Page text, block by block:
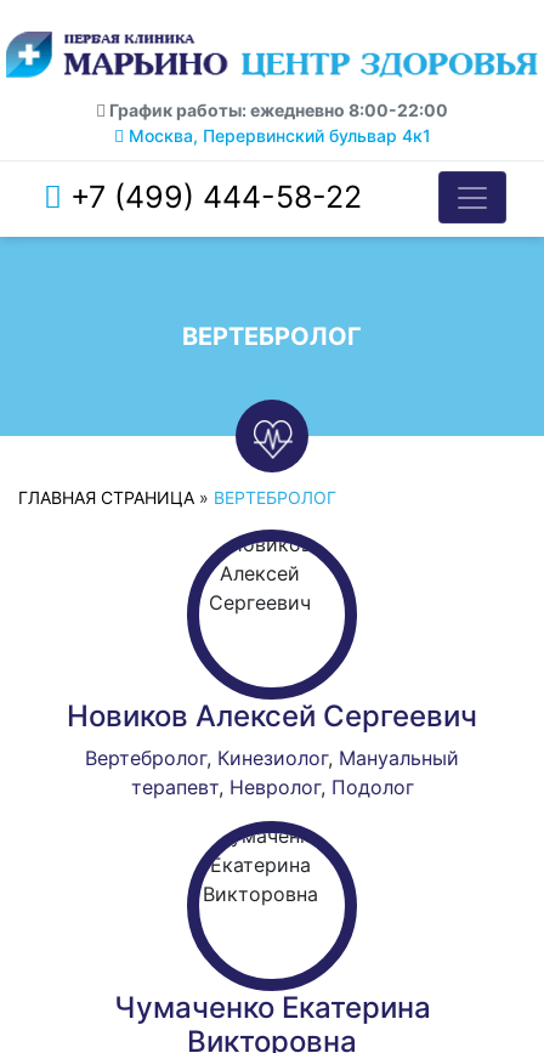
График работы: ежедневно 8:00-22:00
Москва, Перервинский бульвар 4к1
+7 (499) 444-58-22
ВЕРТЕБРОЛОГ
ГЛАВНАЯ СТРАНИЦА » ВЕРТЕБРОЛОГ
Новиков Алексей Сергеевич
Вертебролог, Кинезиолог, Мануальный
терапевт, Невролог, Подолог
Чумаченко Екатерина
Викторовна